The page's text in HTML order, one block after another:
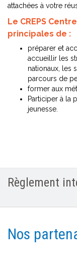
attachées à votre
Le CREPS
principales de :
préparer et
accueillir les
nationaux, les
parcours de
former aux
Participer à la
jeunesse.
Règlement
Nos